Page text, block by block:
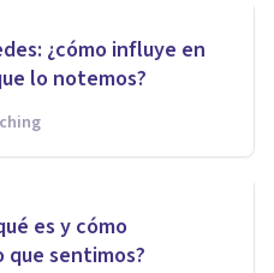
¿cómo influye en
lo notemos?
es y cómo
que sentimos?